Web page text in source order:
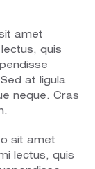
amet
quis
at ligula
neque. Cras
sit amet
lectus, quis